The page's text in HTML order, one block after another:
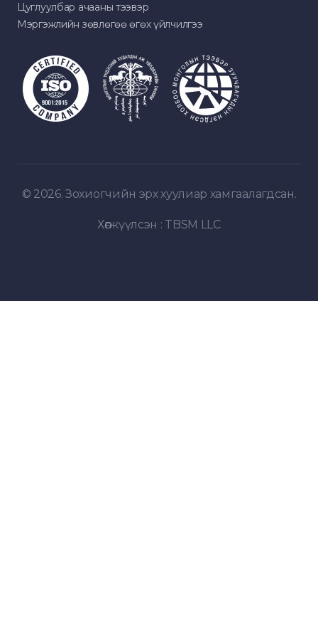
Цуглуулбар ачааны тээвэр
Мэргэжлийн зөвлөгөө өгөх үйлчилгээ
© 2026. Зохиогчийн эрх хуулиар хамгаалагдсан.
Хөгжүүлсэн : TBSM LLC